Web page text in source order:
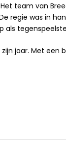
team van
regie was in
als
zijn jaar. Met